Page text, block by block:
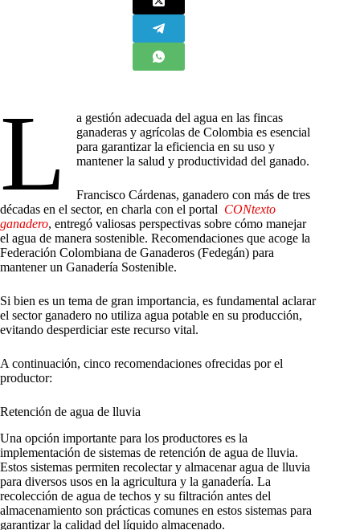
L
a gestión adecuada del agua en las fincas
ganaderas y agrícolas de Colombia es esencial
para garantizar la eficiencia en su uso y
mantener la salud y productividad del ganado.
Francisco Cárdenas, ganadero con más de tres
décadas en el sector, en charla con el portal CONtexto
ganadero, entregó valiosas perspectivas sobre cómo manejar
el agua de manera sostenible. Recomendaciones que acoge la
Federación Colombiana de Ganaderos (Fedegán) para
mantener un Ganadería Sostenible.
Si bien es un tema de gran importancia, es fundamental aclarar
el sector ganadero no utiliza agua potable en su producción,
evitando desperdiciar este recurso vital.
A continuación, cinco recomendaciones ofrecidas por el
productor:
Retención de agua de lluvia
Una opción importante para los productores es la
implementación de sistemas de retención de agua de lluvia.
Estos sistemas permiten recolectar y almacenar agua de lluvia
para diversos usos en la agricultura y la ganadería. La
recolección de agua de techos y su filtración antes del
almacenamiento son prácticas comunes en estos sistemas para
garantizar la calidad del líquido almacenado.